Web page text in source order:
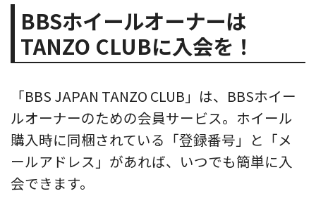
BBSホイールオーナーは
TANZO CLUBに入会を！
「BBS JAPAN TANZO CLUB」は、BBSホイー
ルオーナーのための会員サービス。ホイール
購入時に同梱されている「登録番号」と「メ
ールアドレス」があれば、いつでも簡単に入
会できます。